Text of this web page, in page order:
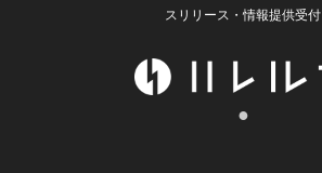
スリリース・情報提供受付
●